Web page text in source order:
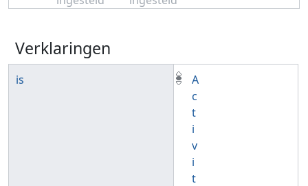
Verklaringen
is
A
c
t
i
v
i
t